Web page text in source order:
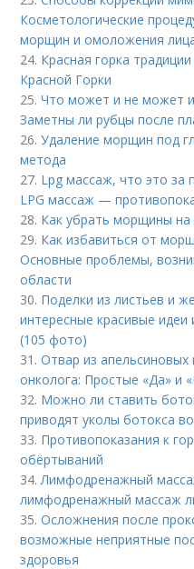
Косметологические
морщин и омоложения
24. Красная горка
Красной Горки
25.Что может и не может
Заметны ли рубцы после
26.Удаление морщин под
метода
27. Lpg массаж, что это за
LPG массаж —
28. Как убрать морщины на
29. Как избавиться от
Основные проблемы,
области
30. Поделки из листьев и
интересные красивые идеи
(105 фото)
31.Отвар из апельсиновых
онколога: Простые «Да» и
32. Можно ли ставить
приводят уколы ботокса
33. Противопоказания к
обёртываний
34. Лимфодренажный
лимфодренажный массаж
35.Осложнения после
возможные неприятные
здоровья